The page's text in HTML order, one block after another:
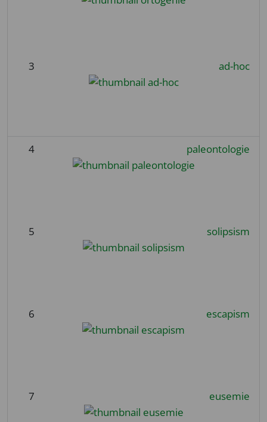
3 ad-hoc
4 paleontologie
5 solipsism
6 escapism
7 eusemie